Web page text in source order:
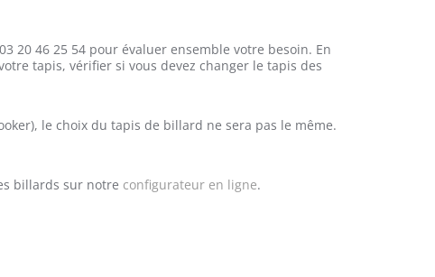
20 46 25 54 pour évaluer ensemble votre besoin. En
tapis, vérifier si vous devez changer le tapis des
le choix du tapis de billard ne sera pas le même.
billards sur notre configurateur en ligne.